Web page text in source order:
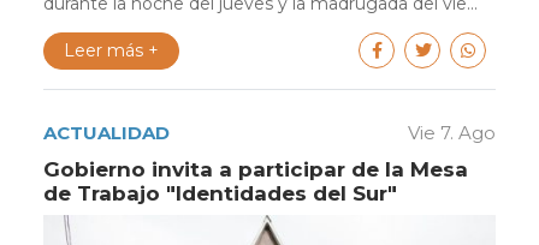
Leer más +
ACTUALIDAD Vie 7. Ago
Gobierno invita a participar de la Mesa
de Trabajo "Identidades del Sur"